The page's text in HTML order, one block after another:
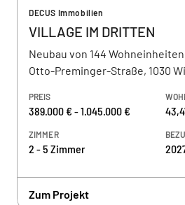
DECUS Immobilien
VILLAGE IM DRITTEN
Neubau von 144 Wohneinheiten
Otto-Preminger-Straße, 1030
PREIS
389.000 € - 1.045.000 €
ZIMMER
2 - 5 Zimmer
Zum Projekt